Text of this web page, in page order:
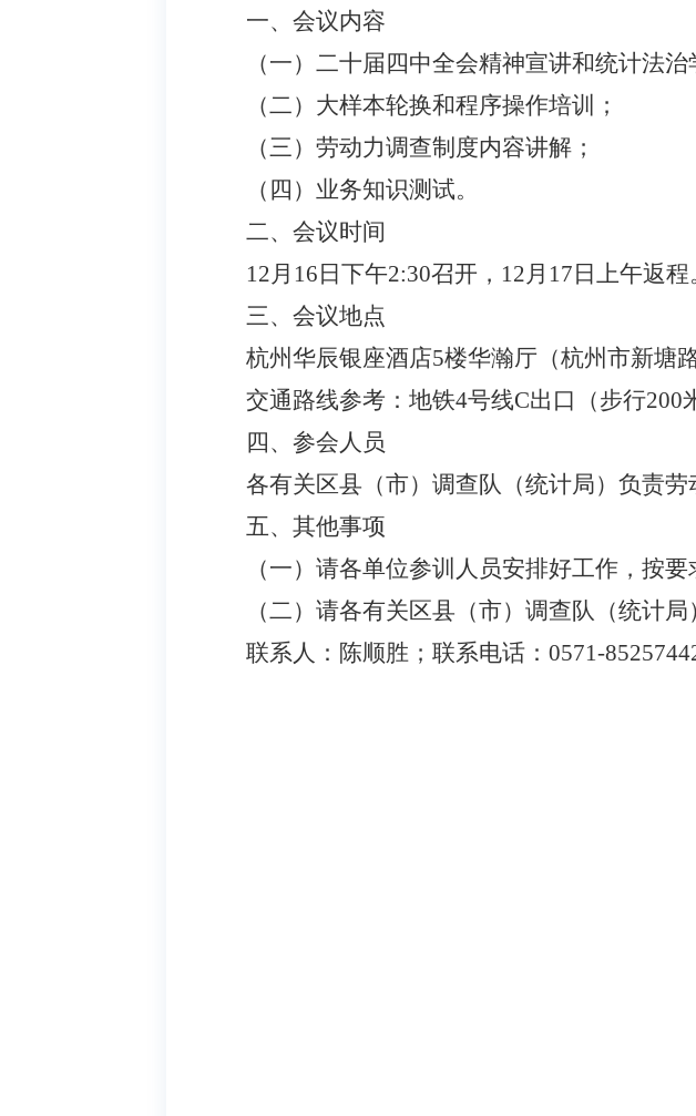
一、会议内容
（一）二十届四中全会精神宣讲和统计法治
（二） 大样本轮换和程序操作培训
；
（三）劳动力调查制度内容讲解；
（四）业务知识测试。
二、会议时间
12月16日下午2:30召开， 12月17日上午返程
三、会议地点
杭州华辰银座酒店5楼华瀚厅（杭州市新塘路
交通路线参考：地铁4号线C出口（步行200
四、参会人员
各有关区县（市）调查队（统计局）负责劳
五、其他事项
（一）请各单位参训人员安排好工作，按
（二）请各有关区县（市）调查队（统计局
联系人：陈顺胜；联系电话：0571-